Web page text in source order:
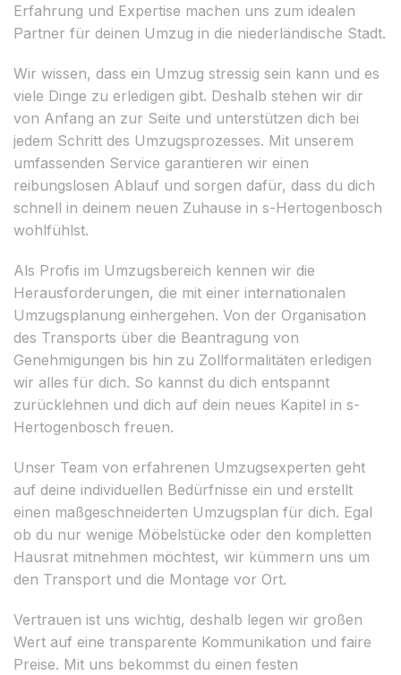
Erfahrung und Expertise machen uns zum idealen
Partner für deinen Umzug in die niederländische Stadt.
Wir wissen, dass ein Umzug stressig sein kann und es
viele Dinge zu erledigen gibt. Deshalb stehen wir dir
von Anfang an zur Seite und unterstützen dich bei
jedem Schritt des Umzugsprozesses. Mit unserem
umfassenden Service garantieren wir einen
reibungslosen Ablauf und sorgen dafür, dass du dich
schnell in deinem neuen Zuhause in s-Hertogenbosch
wohlfühlst.
Als Profis im Umzugsbereich kennen wir die
Herausforderungen, die mit einer internationalen
Umzugsplanung einhergehen. Von der Organisation
des Transports über die Beantragung von
Genehmigungen bis hin zu Zollformalitäten erledigen
wir alles für dich. So kannst du dich entspannt
zurücklehnen und dich auf dein neues Kapitel in s-
Hertogenbosch freuen.
Unser Team von erfahrenen Umzugsexperten geht
auf deine individuellen Bedürfnisse ein und erstellt
einen maßgeschneiderten Umzugsplan für dich. Egal
ob du nur wenige Möbelstücke oder den kompletten
Hausrat mitnehmen möchtest, wir kümmern uns um
den Transport und die Montage vor Ort.
Vertrauen ist uns wichtig, deshalb legen wir großen
Wert auf eine transparente Kommunikation und faire
Preise. Mit uns bekommst du einen festen